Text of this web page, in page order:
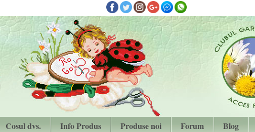
Cosul dvs. Info Produs Produse noi Forum Blog